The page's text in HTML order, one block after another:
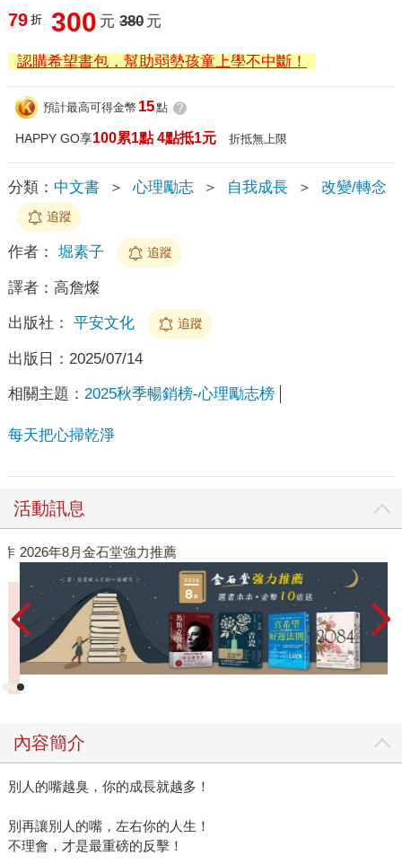
79 折 300 元 380 元
認購希望書包，幫助弱勢孩童上學不中斷！
預計最高可得金幣 15點 ?
HAPPY GO享100累1點 4點抵1元 折抵無上限
分類： 中文書 ＞ 心理勵志 ＞ 自我成長 ＞ 改變/轉念
追蹤
作者： 堀素子 追蹤
譯者： 高詹燦
出版社： 平安文化 追蹤
出版日： 2025/07/14
相關主題： 2025秋季暢銷榜-心理勵志榜
每天把心掃乾淨
活動訊息
2026年8月金石堂強力推薦
內容簡介
別人的嘴越臭，你的成長就越多！
別再讓別人的嘴，左右你的人生！
不理會，才是最重磅的反擊！